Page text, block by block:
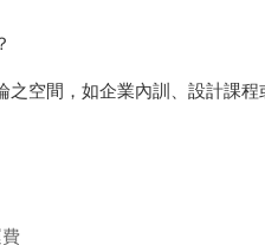
空間，如企業內訓、設計課程